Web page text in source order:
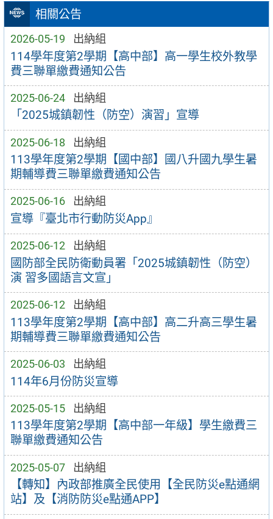
相關公告
2026-05-19 出納組
114學年度第2學期【高中部】高一學生校外教學
費三聯單繳費通知公告
2025-06-24 出納組
「2025城鎮韌性（防空）演習」宣導
2025-06-18 出納組
113學年度第2學期【國中部】國八升國九學生暑
期輔導費三聯單繳費通知公告
2025-06-16 出納組
宣導『臺北市行動防災App』
2025-06-12 出納組
國防部全民防衛動員署「2025城鎮韌性（防空）
演 習多國語言文宣」
2025-06-12 出納組
113學年度第2學期【高中部】高二升高三學生暑
期輔導費三聯單繳費通知公告
2025-06-03 出納組
114年6月份防災宣導
2025-05-15 出納組
113學年度第2學期【高中部一年級】學生繳費三
聯單繳費通知公告
2025-05-07 出納組
【轉知】內政部推廣全民使用【全民防災e點通網
站】及【消防防災e點通APP】